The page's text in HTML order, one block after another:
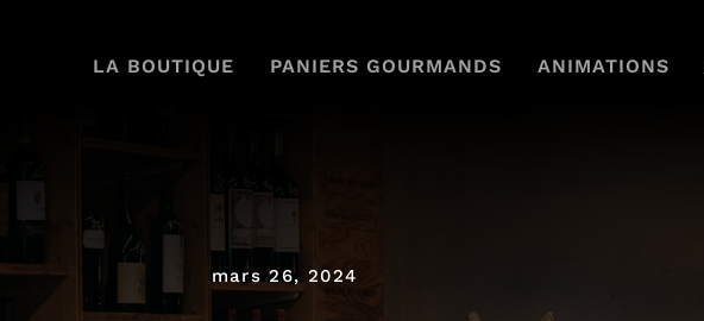
LA BOUTIQUE PANIERS GOURMANDS ANIMATIONS
mars 26, 2024